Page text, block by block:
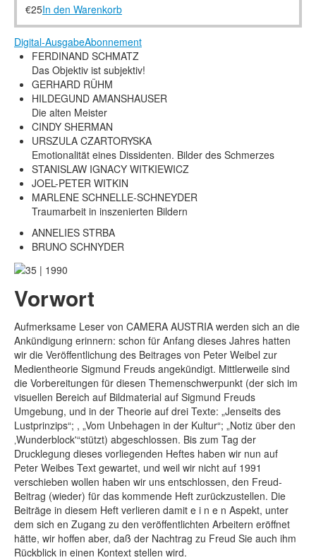
€25In den Warenkorb
Digital-AusgabeAbonnement
FERDINAND SCHMATZ
Das Objektiv ist subjektiv!
GERHARD RÜHM
HILDEGUND AMANSHAUSER
Die alten Meister
CINDY SHERMAN
URSZULA CZARTORYSKA
Emotionalität eines Dissidenten. Bilder des Schmerzes
STANISLAW IGNACY WITKIEWICZ
JOEL-PETER WITKIN
MARLENE SCHNELLE-SCHNEYDER
Traumarbeit in inszenierten Bildern
ANNELIES STRBA
BRUNO SCHNYDER
Vorwort
Aufmerksame Leser von CAMERA AUSTRIA werden sich an die
Ankündigung erinnern: schon für Anfang dieses Jahres hatten
wir die Veröffentlichung des Beitrages von Peter Weibel zur
Medientheorie Sigmund Freuds angekündigt. Mittlerweile sind
die Vorbereitungen für diesen Themenschwerpunkt (der sich im
visuellen Bereich auf Bildmaterial auf Sigmund Freuds
Umgebung, und in der Theorie auf drei Texte: „Jenseits des
Lustprinzips“; , „Vom Unbehagen in der Kultur“; „Notiz über den
‚Wunderblock'“stützt) abgeschlossen. Bis zum Tag der
Drucklegung dieses vorliegenden Heftes haben wir nun auf
Peter Weibes Text gewartet, und weil wir nicht auf 1991
verschieben wollen haben wir uns entschlossen, den Freud-
Beitrag (wieder) für das kommende Heft zurückzustellen. Die
Beiträge in diesem Heft verlieren damit e i n e n Aspekt, unter
dem sich en Zugang zu den veröffentlichten Arbeitern eröffnet
hätte, wir hoffen aber, daß der Nachtrag zu Freud Sie auch ihm
Rückblick in einen Kontext stellen wird.